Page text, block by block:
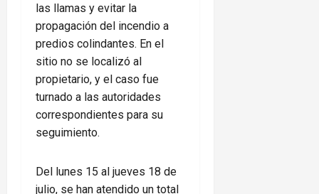
las llamas y evitar la
propagación del incendio a
predios colindantes. En el
sitio no se localizó al
propietario, y el caso fue
turnado a las autoridades
correspondientes para su
seguimiento.
Del lunes 15 al jueves 18 de
julio, se han atendido un total